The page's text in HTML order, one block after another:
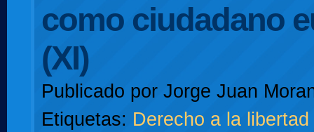
como ciudadano
(XI)
Publicado por Jorge Juan
Etiquetas: Derecho a la